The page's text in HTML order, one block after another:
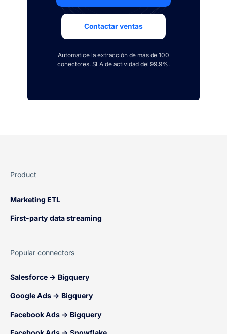
Contactar ventas
Automatice la extracción de más de 100
conectores. SLA de actividad del 99,9%.
Product
Marketing ETL
First-party data streaming
Popular connectors
Salesforce → Bigquery
Google Ads → Bigquery
Facebook Ads → Bigquery